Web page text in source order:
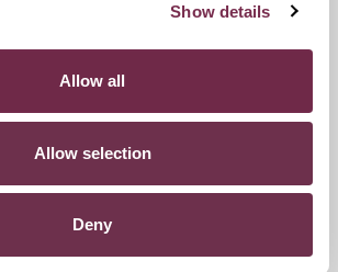
Show details
Allow all
Allow selection
Deny
potrai equipaggiare la tua vettura
qualora fosse possibile, con